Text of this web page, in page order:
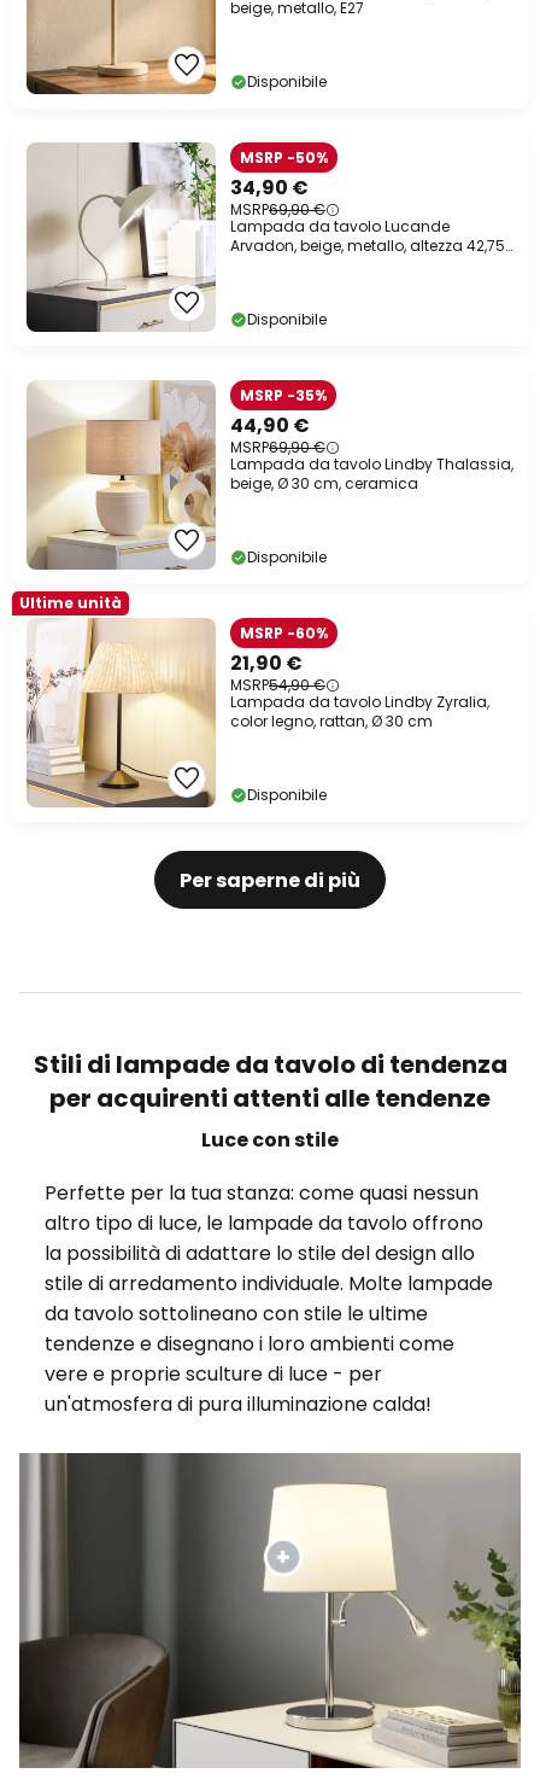
beige, metallo, E27
Disponibile
34,90 €
MSRP69,90 €
MSRP -50%
Lampada da tavolo Lucande
Arvadon, beige, metallo, altezza 42,75
Disponibile
44,90 €
MSRP69,90 €
MSRP -35%
Lampada da tavolo Lindby Thalassia,
beige, Ø 30 cm, ceramica
Disponibile
Ultime unità
21,90 €
MSRP54,90 €
MSRP -60%
Lampada da tavolo Lindby Zyralia,
color legno, rattan, Ø 30 cm
Disponibile
Per saperne di più
Stili di lampade da tavolo di tendenza
per acquirenti attenti alle tendenze
Luce con stile
Perfette per la tua stanza: come quasi nessun
altro tipo di luce, le lampade da tavolo offrono
la possibilità di adattare lo stile del design allo
stile di arredamento individuale. Molte lampade
da tavolo sottolineano con stile le ultime
tendenze e disegnano i loro ambienti come
vere e proprie sculture di luce - per
un'atmosfera di pura illuminazione calda!